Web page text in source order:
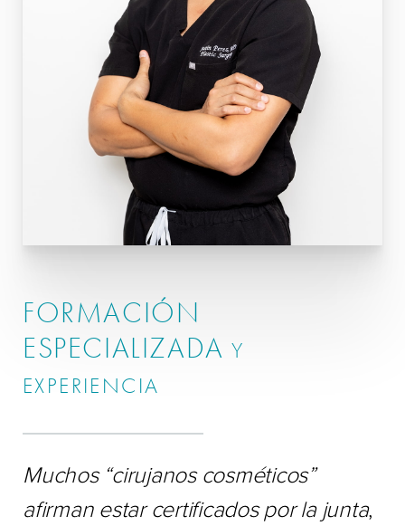
FORMACIÓN
ESPECIALIZADAY
EXPERIENCIA
Muchos “cirujanos cosméticos”
afirman estar certificados por la junta,